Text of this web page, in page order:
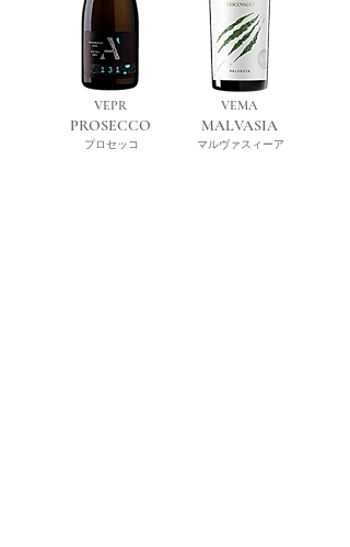
VEPR
PROSECCO
プロセッコ
VEMA
MALVASIA
マルヴァスィーア